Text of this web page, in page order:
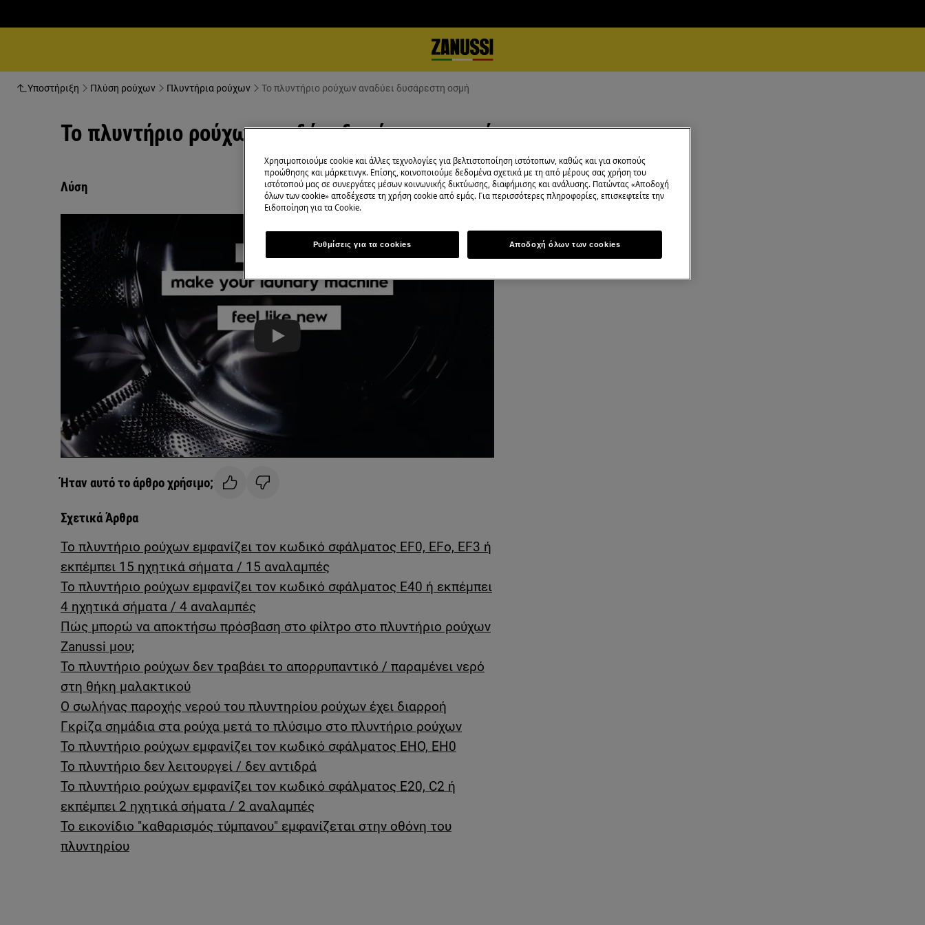
Υποστήριξη Πλύση ρούχων Πλυντήρια ρούχων Το πλυντήριο ρούχων αναδύει δυσάρεστη οσμή
Το πλυντήριο ρούχων αναδύει δυσάρεστη οσμή
Λύση
Play
Ήταν αυτό το άρθρο χρήσιμο;
Σχετικά Άρθρα
Το πλυντήριο ρούχων εμφανίζει τον κωδικό σφάλματος EF0, EFo, EF3 ή
εκπέμπει 15 ηχητικά σήματα / 15 αναλαμπές
Το πλυντήριο ρούχων εμφανίζει τον κωδικό σφάλματος E40 ή εκπέμπει
4 ηχητικά σήματα / 4 αναλαμπές
Πώς μπορώ να αποκτήσω πρόσβαση στο φίλτρο στο πλυντήριο ρούχων
Zanussi μου;
Το πλυντήριο ρούχων δεν τραβάει το απορρυπαντικό / παραμένει νερό
στη θήκη μαλακτικού
Ο σωλήνας παροχής νερού του πλυντηρίου ρούχων έχει διαρροή
Γκρίζα σημάδια στα ρούχα μετά το πλύσιμο στο πλυντήριο ρούχων
Το πλυντήριο ρούχων εμφανίζει τον κωδικό σφάλματος EHO, EH0
Το πλυντήριο δεν λειτουργεί / δεν αντιδρά
Το πλυντήριο ρούχων εμφανίζει τον κωδικό σφάλματος E20, C2 ή
εκπέμπει 2 ηχητικά σήματα / 2 αναλαμπές
Το εικονίδιο "καθαρισμός τύμπανου" εμφανίζεται στην οθόνη του
πλυντηρίου
Χρησιμοποιούμε cookie και άλλες τεχνολογίες για βελτιστοποίηση ιστότοπων, καθώς και για σκοπούς
προώθησης και μάρκετινγκ. Επίσης, κοινοποιούμε δεδομένα σχετικά με τη από μέρους σας χρήση του
ιστότοπού μας σε συνεργάτες μέσων κοινωνικής δικτύωσης, διαφήμισης και ανάλυσης. Πατώντας «Αποδοχή
όλων των cookie» αποδέχεστε τη χρήση cookie από εμάς. Για περισσότερες πληροφορίες, επισκεφτείτε την
Ειδοποίηση για τα Cookie.
Ρυθμίσεις για τα cookies Αποδοχή όλων των cookies